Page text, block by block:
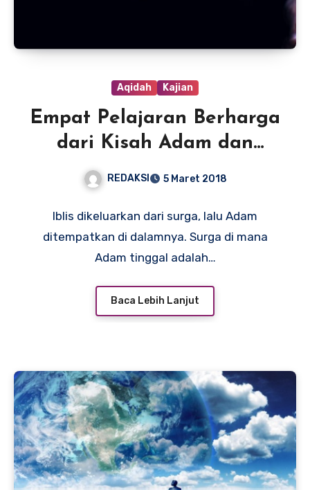
Aqidah Kajian
Empat Pelajaran Berharga
dari Kisah Adam dan
Godaan Hawa
REDAKSI 5 Maret 2018
Iblis dikeluarkan dari surga, lalu Adam
ditempatkan di dalamnya. Surga di mana
Adam tinggal adalah…
Baca Lebih Lanjut